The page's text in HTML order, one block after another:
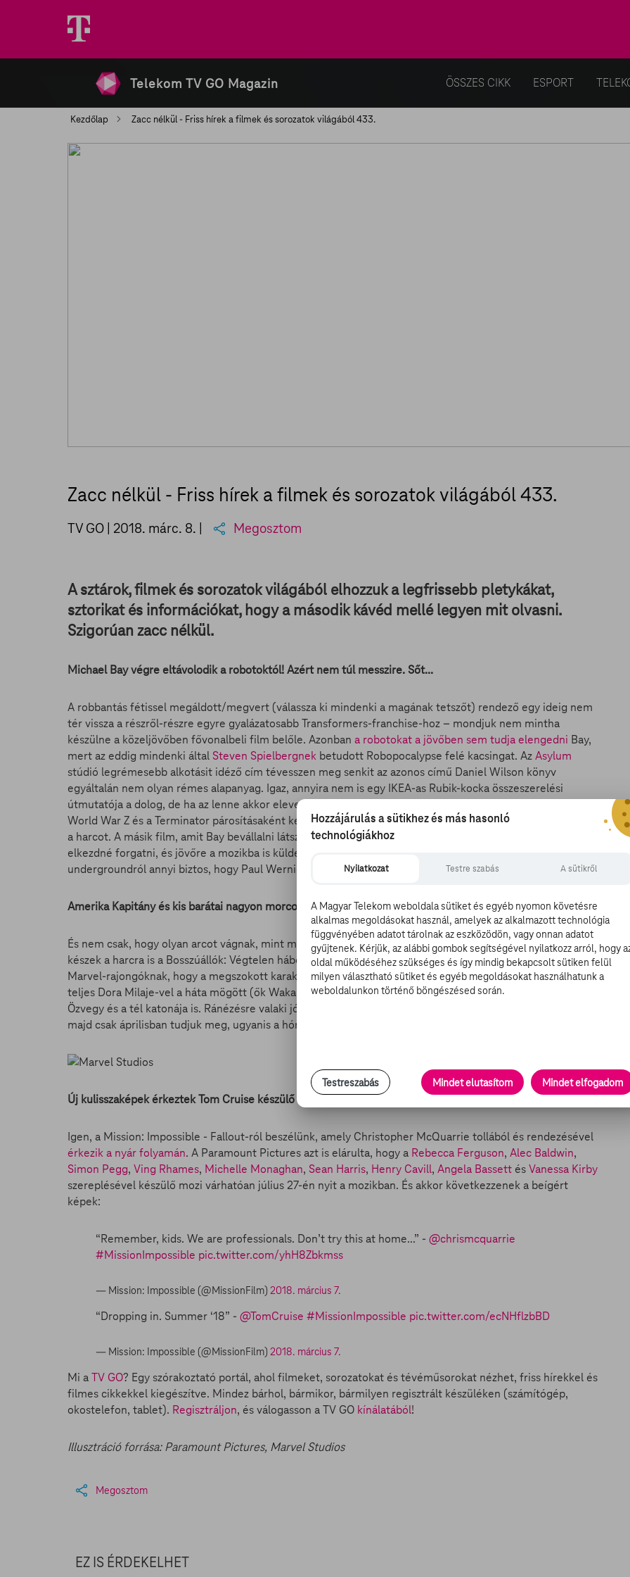
Telekom TV GO Magazin ÖSSZES CIKK ESPORT
Kezdőlap Zacc nélkül - Friss hírek a filmek és sorozatok világából 433.
Zacc nélkül - Friss hírek a filmek és sorozatok világából 433.
TV GO | 2018. márc. 8. | Megosztom
A sztárok, filmek és sorozatok világából elhozzuk a legfrissebb pletykákat,
sztorikat és információkat, hogy a második kávéd mellé legyen mit olvasni.
Szigorúan zacc nélkül.
Michael Bay végre eltávolodik a robotoktól! Azért nem túl messzire. Sőt...
A robbantás fétissel megáldott/megvert (válassza ki mindenki a magának tetszőt) rendező egy ideig nem
tér vissza a részről-részre egyre gyalázatosabb Transformers-franchise-hoz – mondjuk nem mintha
készülne a közeljövőben fővonalbeli film belőle. Azonban a robotokat a jövőben sem tudja elengedni Bay,
mert az eddig mindenki által Steven Spielbergnek betudott Robopocalypse felé kacsingat. AzAsylum
stúdió legrémesebb alkotásit idéző cím tévesszen meg senkit az azonos című Daniel Wilson könyv
egyáltalán nem olyan rémes alapanyag. Igaz, annyira nem is egy IKEA-as Rubik-kocka összeszerelési
útmutatója a dolog, de ha az lenne akkor eleve nem akarná
World War Z és a Terminator párosításaként kell elképzelni, ahol a robothordák ellen az emberek felveszik
a harcot. A másik film, amit Bay bevállalni látszik a 6 Underground. Az érdekes az, hogy bár ezt már idén
elkezdné forgatni, és jövőre a mozikba is küldené, mégis semmit sem tudni miről fog szólni. Az egész 6
undergroundról annyi biztos, hogy Paul Wernick és Rhett Reese (Deadpool 1 & 2, Zombieland) írta.
Amerika Kapitány és kis barátai nagyon morcosak
És nem csak, hogy olyan arcot vágnak, mint magyar politikus Bécs utcáit járva, de tisztán látszik, hogy
készek a harcra is a Bosszúállók: Végtelen háború legújabb plakátján. Amikülön izgalomra adhat okota
Marvel-rajongóknak, hogy a megszokott karaktereken túl együtt bandázk a Kapitánnyal Fekete Párduc is a
teljes Dora Milaje-vel a háta mögött (ők Wakanda elitosztaga nagy vonalakban). De persze ott van Fekete
Özvegy és a tél katonája is. Ránézésre valaki jó nagy verésnek lesz kisgazdája, de hogy melyik oldal, azt
majd csak áprilisban tudjuk meg, ugyanis a hónap végén érkezik a film a mozika.
Új kulisszaképek érkeztek Tom Cruise készülő filmjéből
Igen, a Mission: Impossible - Fallout-ról beszélünk, amely Christopher McQuarrie tollából és rendezésével
érkezik a nyár folyamán. A Paramount Pictures azt is elárulta, hogy a Rebecca Ferguson, Alec Baldwin,
Simon Pegg, Ving Rhames, Michelle Monaghan, Sean Harris, Henry Cavill, Angela Bassett ésVanessa Kirby
szereplésével készülő mozi várhatóan július 27-én nyit a mozikban. És akkor következzenek a beígért
képek:
“Remember, kids. We are professionals. Don’t try this at home...” - @chrismcquarrie
#MissionImpossible pic.twitter.com/yhH8Zbkmss
— Mission: Impossible (@MissionFilm) 2018. március 7.
“Dropping in. Summer ‘18” - @TomCruise #MissionImpossible pic.twitter.com/ecNHflzbBD
— Mission: Impossible (@MissionFilm) 2018. március 7.
Mi aTV GO? Egy szórakoztató portál, ahol filmeket, sorozatokat és tévéműsorokat nézhet, friss hírekkel és
filmes cikkekkel kiegészítve. Mindez bárhol, bármikor, bármilyen regisztrált készüléken (számítógép,
okostelefon, tablet). Regisztráljon, és válogasson a TV GO kínálatából!
Illusztráció forrása: Paramount Pictures, Marvel Studios
Megosztom
EZ IS ÉRDEKELHET
Hozzájárulás a sütikhez és más hasonló
technológiákhoz
Nyilatkozat Testre szabás A sütikről
A Magyar Telekom weboldala sütiket és egyéb nyomon követésre
alkalmas megoldásokat használ, amelyek az alkalmazott technológia
függvényében adatot tárolnak az eszközödön, vagy onnan adatot
gyűjtenek. Kérjük, az alábbi gombok segítségével nyilatkozz arról, hogy
oldal működéséhez szükséges és így mindig bekapcsolt sütiken felül
milyen választható sütiket és egyéb megoldásokat használhatunk a
weboldalunkon történő böngészésed során.
Testreszabás Mindet elutasítom Mindet elfogadom